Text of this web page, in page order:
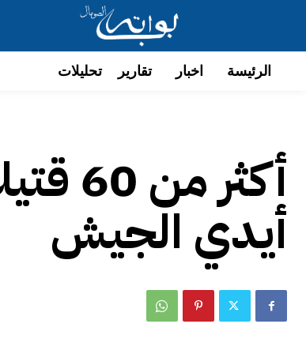
الرئيسة اخبار تقارير تحليلات
أيدي الجيش